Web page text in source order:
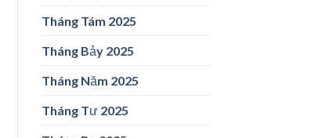
Tháng Tám 2025
Tháng Bảy 2025
Tháng Năm 2025
Tháng Tư 2025